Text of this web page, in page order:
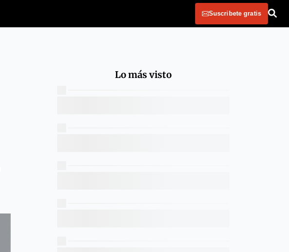
Suscribete gratis
Lo más visto